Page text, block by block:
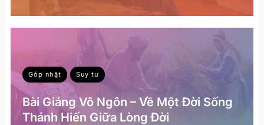
Góp nhặt Suy tư
Bài Giảng Vô Ngôn – Về Một Đời Sống
Thánh Hiến Giữa Lòng Đời